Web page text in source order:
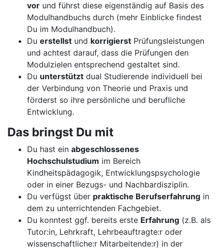
vor und führst diese eigenständig auf Basis des
Modulhandbuchs durch (mehr Einblicke findest
Du im Modulhandbuch).
Du erstellst und korrigierst Prüfungsleistungen
und achtest darauf, dass die Prüfungen den
Modulzielen entsprechend gestaltet sind.
Du unterstützt dual Studierende individuell bei
der Verbindung von Theorie und Praxis und
förderst so ihre persönliche und berufliche
Entwicklung.
Das bringst Du mit
Du hast ein abgeschlossenes
Hochschulstudium im Bereich
Kindheitspädagogik, Entwicklungspsychologie
oder in einer Bezugs- und Nachbardisziplin.
Du verfügst über praktische Berufserfahrung in
dem zu unterrichtenden Fachgebiet.
Du konntest ggf. bereits erste Erfahrung (z.B. als
Tutor:in, Lehrkraft, Lehrbeauftragte:r oder
wissenschaftliche:r Mitarbeitende:r) in der